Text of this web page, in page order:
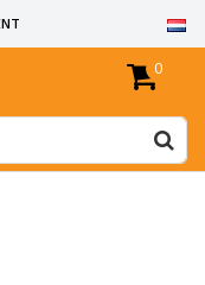
0